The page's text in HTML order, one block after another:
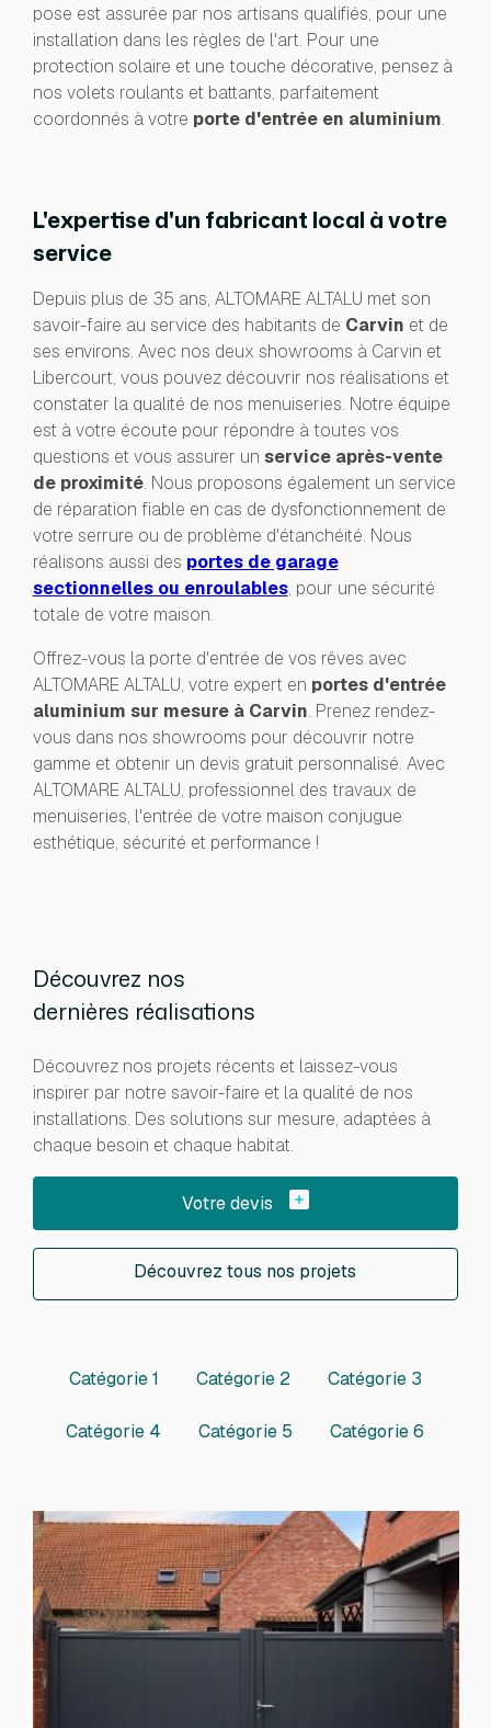
pose est assurée par nos artisans qualifiés, pour une
installation dans les règles de l'art. Pour une
protection solaire et une touche décorative, pensez à
nos volets roulants et battants, parfaitement
coordonnés à votre porte d'entrée en aluminium.
L'expertise d'un fabricant local à votre
service
Depuis plus de 35 ans, ALTOMARE ALTALU met son
savoir-faire au service des habitants de Carvin et de
ses environs. Avec nos deux showrooms à Carvin et
Libercourt, vous pouvez découvrir nos réalisations et
constater la qualité de nos menuiseries. Notre équipe
est à votre écoute pour répondre à toutes vos
questions et vous assurer un service après-vente
de proximité. Nous proposons également un service
de réparation fiable en cas de dysfonctionnement de
votre serrure ou de problème d'étanchéité. Nous
réalisons aussi des portes de garage
sectionnelles ou enroulables, pour une sécurité
totale de votre maison.
Offrez-vous la porte d'entrée de vos rêves avec
ALTOMARE ALTALU, votre expert en portes d'entrée
aluminium sur mesure à Carvin. Prenez rendez-
vous dans nos showrooms pour découvrir notre
gamme et obtenir un devis gratuit personnalisé. Avec
ALTOMARE ALTALU, professionnel des travaux de
menuiseries, l'entrée de votre maison conjugue
esthétique, sécurité et performance !
Découvrez nos
dernières réalisations
Découvrez nos projets récents et laissez-vous
inspirer par notre savoir-faire et la qualité de nos
installations. Des solutions sur mesure, adaptées à
chaque besoin et chaque habitat.
Votre devis
Découvrez tous nos projets
Catégorie 1 Catégorie 2 Catégorie 3
Catégorie 4 Catégorie 5 Catégorie 6